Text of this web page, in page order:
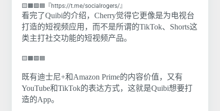
🟨🟧🟩🟦『https://t.me/socialrogers/』
看完了Quibi的介绍，Cherry觉得它更像是为电视台
打造的短视频应用，而不是所谓的TikTok、Shorts这
类主打社交功能的短视频产品。
🟨🟧🟩🟦
既有迪士尼+和Amazon Prime的内容价值，又有
YouTube和TikTok的表达方式，这就是Quibi想要打
造的App。